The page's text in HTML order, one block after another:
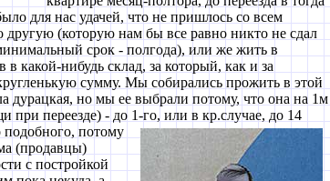
для нас удачей, что не пришлось со всем
другую (которую нам бы все равно никто не сдал
срок - полгода), или же жить в
какой-нибудь склад, за который, как и за
сумму. Мы собирались прожить в этой
дурацкая, но мы ее выбрали потому, что она на 1м
при переезде) - до 1-го, или в кр.случае, до 14
подобного, потому
(продавцы)
с постройкой